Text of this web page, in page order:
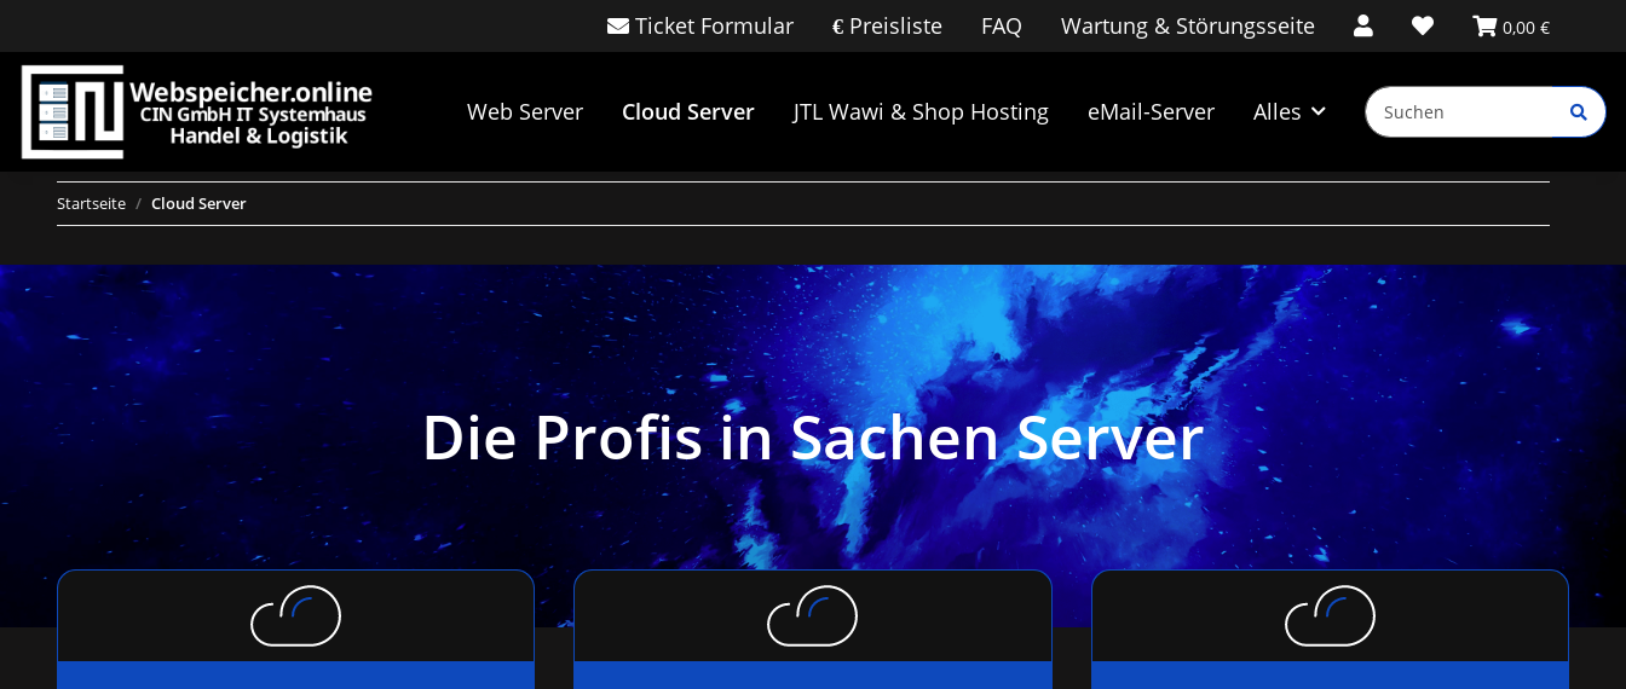
Ticket Formular Preisliste FAQ Wartung & Störungsseite 0,00 €
Web Server Cloud Server JTL Wawi & Shop Hosting eMail-Server Alles
Startseite Cloud Server
Die Profis in Sachen Server